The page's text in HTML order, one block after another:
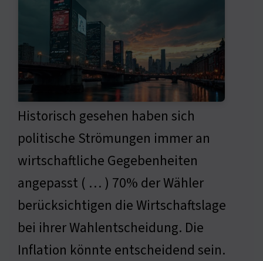
Historisch gesehen haben sich
politische Strömungen immer an
wirtschaftliche Gegebenheiten
angepasst ( … ) 70% der Wähler
berücksichtigen die Wirtschaftslage
bei ihrer Wahlentscheidung. Die
Inflation könnte entscheidend sein.